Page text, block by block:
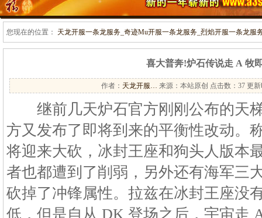
您现在的位置： 天龙开服一条龙服务_奇迹Mu开服一条龙服务_烈焰开服一条龙服
喜大普奔!炉石传说走 A 牧
作者： 天龙开服… 来源：本站原创 点击数： 37 更新
继前几天炉石官方刚刚公布的天
方又发布了即将到来的平衡性改动。
将迎来大砍，冰封王座和狗头人版本
者也都遭到了削弱，另外还有海军三
砍掉了冲锋属性。拉兹在冰封王座没
低，但是自从 DK 登场之后，宇宙走